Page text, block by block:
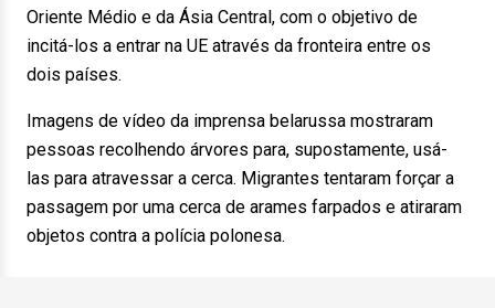
Oriente Médio e da Ásia Central, com o objetivo de
incitá-los a entrar na UE através da fronteira entre os
dois países.
Imagens de vídeo da imprensa belarussa mostraram
pessoas recolhendo árvores para, supostamente, usá-
las para atravessar a cerca. Migrantes tentaram forçar a
passagem por uma cerca de arames farpados e atiraram
objetos contra a polícia polonesa.